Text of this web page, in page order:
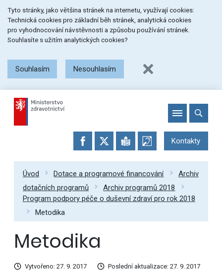
na
menu
na
obsah
na
patičku
stránky
Tyto stránky, jako většina stránek na internetu, využívají cookies:
Technická cookies pro základní běh stránek, analytická cookies
pro vyhodnocování návstěvnosti a způsobu používání stránek.
Souhlasíte s užitím analytických cookies?
Souhlasím Nesouhlasím
Kontakty
Úvod Dotace a programové financování
Archiv
dotačních programů
Archiv programů 2018
Program podpory péče o duševní zdraví pro rok 2018
Metodika
Metodika
Vytvořeno: 27. 9. 2017 Poslední aktualizace: 27. 9. 2017